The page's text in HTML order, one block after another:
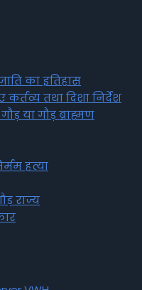
का इतिहास
तथा दिशा निर्देश
या गौड़ ब्राह्मण
हत्या
राज्य